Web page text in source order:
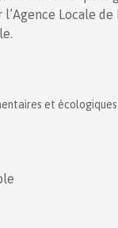
Locale de
et